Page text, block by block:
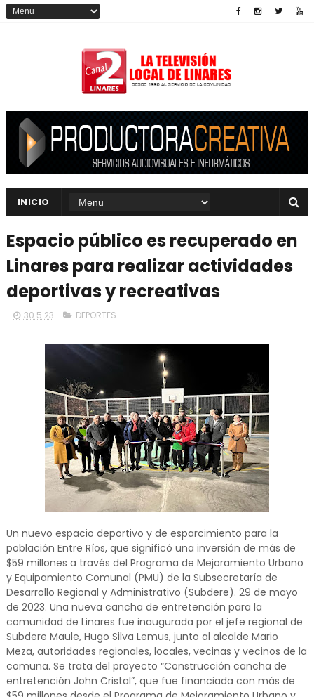
INICIO
Espacio público es recuperado en
Linares para realizar actividades
deportivas y recreativas
30.5.23 DEPORTES
Un nuevo espacio deportivo y de esparcimiento para la
población Entre Ríos, que significó una inversión de más de
$59 millones a través del Programa de Mejoramiento Urbano
y Equipamiento Comunal (PMU) de la Subsecretaría de
Desarrollo Regional y Administrativo (Subdere). 29 de mayo
de 2023. Una nueva cancha de entretención para la
comunidad de Linares fue inaugurada por el jefe regional de
Subdere Maule, Hugo Silva Lemus, junto al alcalde Mario
Meza, autoridades regionales, locales, vecinas y vecinos de la
comuna. Se trata del proyecto “Construcción cancha de
entretención John Cristal”, que fue financiada con más de